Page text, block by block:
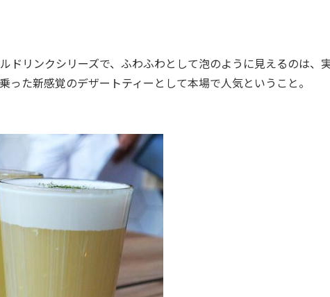
ドリンクシリーズで、ふわふわとして泡のように見えるのは、
た新感覚のデザートティーとして本場で人気ということ。